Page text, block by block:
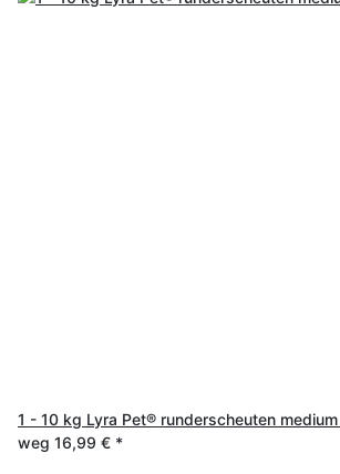
1 - 10 kg Lyra Pet® runderscheuten medium
weg 16,99 € *